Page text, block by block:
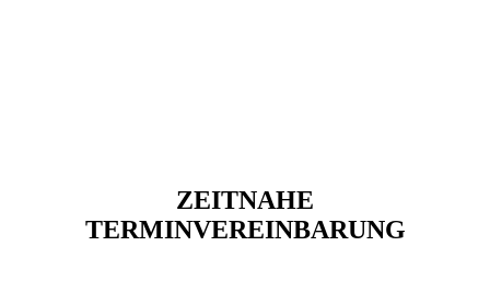
ZEITNAHE
TERMINVEREINBARUNG